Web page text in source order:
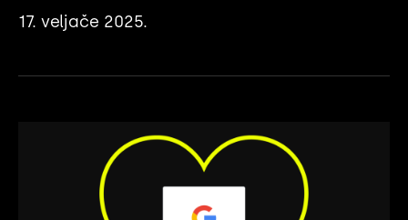
17. veljače 2025.